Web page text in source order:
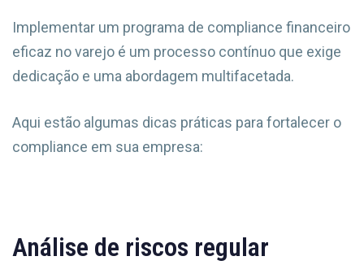
Implementar um programa de compliance financeiro
eficaz no varejo é um processo contínuo que exige
dedicação e uma abordagem multifacetada.
Aqui estão algumas dicas práticas para fortalecer o
compliance em sua empresa:
Análise de riscos regular